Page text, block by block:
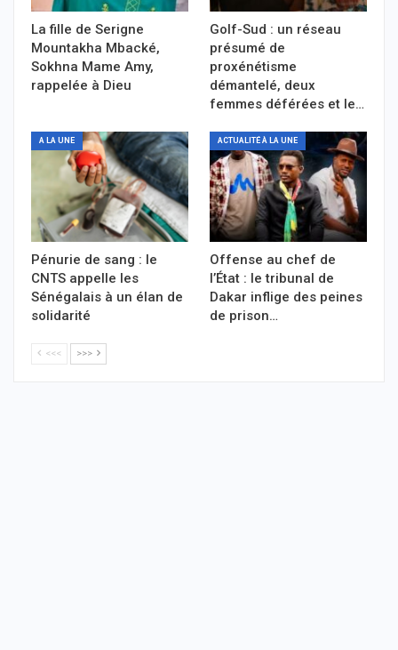
La fille de Serigne
Mountakha Mbacké,
Sokhna Mame Amy,
rappelée à Dieu
Golf-Sud : un réseau
présumé de
proxénétisme
démantelé, deux
femmes déférées et le…
A LA UNE
Pénurie de sang : le
CNTS appelle les
Sénégalais à un élan de
solidarité
ACTUALITÉ À LA UNE
Offense au chef de
l’État : le tribunal de
Dakar inflige des peines
de prison…
<<< >>>